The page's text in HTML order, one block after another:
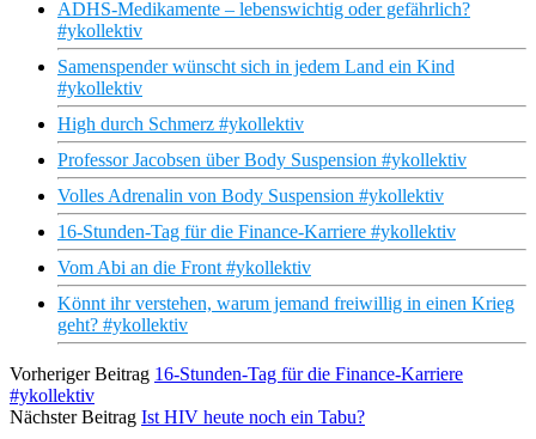
ADHS-Medikamente – lebenswichtig oder gefährlich?
#ykollektiv
Samenspender wünscht sich in jedem Land ein Kind
#ykollektiv
High durch Schmerz #ykollektiv
Professor Jacobsen über Body Suspension #ykollektiv
Volles Adrenalin von Body Suspension #ykollektiv
16-Stunden-Tag für die Finance-Karriere #ykollektiv
Vom Abi an die Front #ykollektiv
Könnt ihr verstehen, warum jemand freiwillig in einen Krieg
geht? #ykollektiv
Vorheriger Beitrag 16-Stunden-Tag für die Finance-Karriere
#ykollektiv
Nächster Beitrag Ist HIV heute noch ein Tabu?